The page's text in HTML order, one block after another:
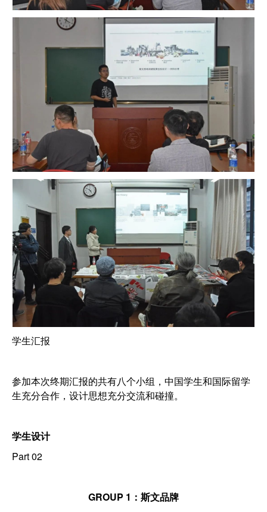
​学生汇报
参加本次终期汇报的共有八个小组，中国学生和国际留学
生充分合作，设计思想充分交流和碰撞。
学生设计
Part 02
GROUP 1：斯文品牌